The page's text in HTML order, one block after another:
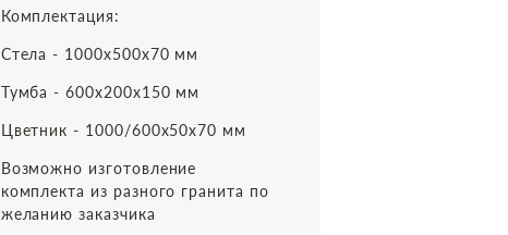
Комплектация:
Стела - 1000х500х70 мм
Тумба - 600х200х150 мм
Цветник - 1000/600х50х70 мм
Возможно изготовление
комплекта из разного гранита по
желанию заказчика